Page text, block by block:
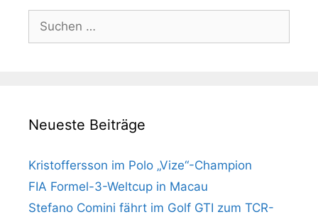
nach:
Neueste Beiträge
Kristoffersson im Polo „Vize“-Champion
FIA Formel-3-Weltcup in Macau
Stefano Comini fährt im Golf GTI zum TCR-